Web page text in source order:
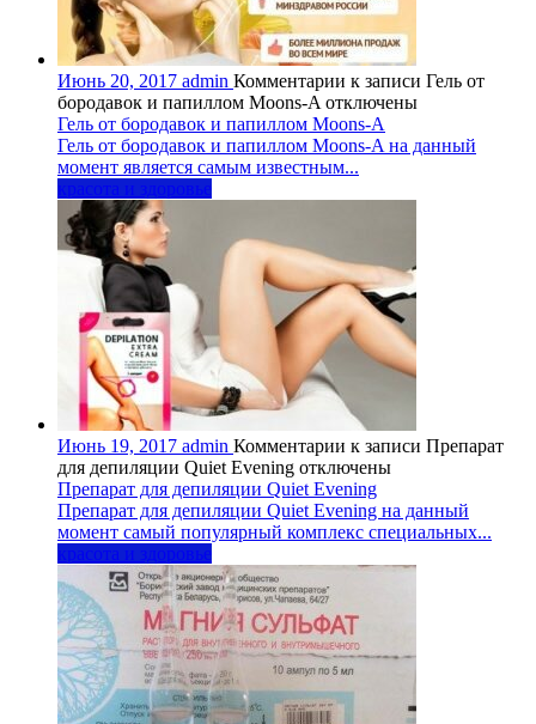
Июнь 20, 2017 admin Комментарии к записи Гель от
бородавок и папиллом Moons-A отключены
Гель от бородавок и папиллом Moons-A
Гель от бородавок и папиллом Moons-A на данный
момент является самым известным...
красота и здоровье
Июнь 19, 2017 admin Комментарии к записи Препарат
для депиляции Quiet Evening отключены
Препарат для депиляции Quiet Evening
Препарат для депиляции Quiet Evening на данный
момент самый популярный комплекс специальных...
красота и здоровье